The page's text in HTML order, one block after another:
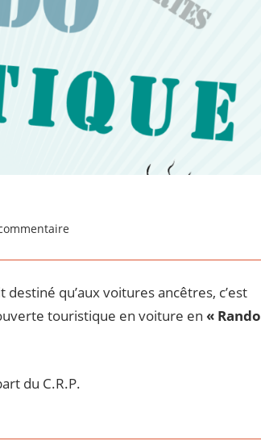
destiné qu’aux voitures ancêtres, c’est
touristique en voiture en « Rando
du C.R.P.